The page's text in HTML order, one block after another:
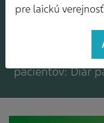
pacientov: Diár
pre laickú